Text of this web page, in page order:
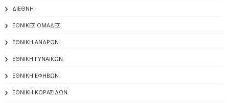
ΔΙΕΘΝΗ
ΕΘΝΙΚΕΣ ΟΜΑΔΕΣ
ΕΘΝΙΚΗ ΑΝΔΡΩΝ
ΕΘΝΙΚΗ ΓΥΝΑΙΚΩΝ
ΕΘΝΙΚΗ ΕΦΗΒΩΝ
ΕΘΝΙΚΗ ΚΟΡΑΣΙΔΩΝ